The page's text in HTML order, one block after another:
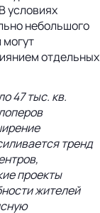
условиях
небольшого
отдельных
47 тыс. кв.
тренд
проекты
жителей